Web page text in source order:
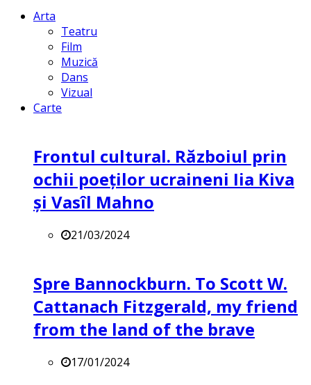
Arta
Teatru
Film
Muzică
Dans
Vizual
Carte
Frontul cultural. Războiul prin
ochii poeților ucraineni Iia Kiva
și Vasîl Mahno
21/03/2024
Spre Bannockburn. To Scott W.
Cattanach Fitzgerald, my friend
from the land of the brave
17/01/2024